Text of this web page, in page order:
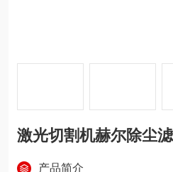
激光切割机赫尔除尘
产品简介